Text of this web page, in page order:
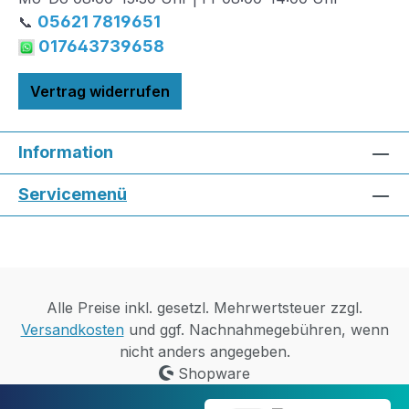
📞 05621 7819651
017643739658
Vertrag widerrufen
Information
Servicemenü
Alle Preise inkl. gesetzl. Mehrwertsteuer zzgl.
Versandkostenund ggf. Nachnahmegebühren, wenn
nicht anders angegeben.
Shopware